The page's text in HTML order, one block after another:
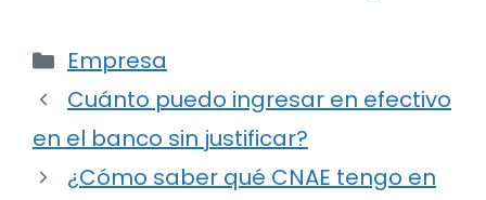
Categorías
Empresa
Navegación
de
entradas
Cuánto puedo ingresar en efectivo
en el banco sin justificar?
¿Cómo saber qué CNAE tengo en